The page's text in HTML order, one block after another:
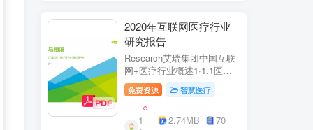
2020年互联网医疗行业
研究报告
Research艾瑞集团中国互联
网+医疗行业概述1·1.1医疗
行业困境中国互联网+医疗行
业现状2中国互联网+医疗用
户行为洞察3中国互联网+医
疗热门赛道分析4中国互联网
免费资源 智慧医疗
1
2.74MB
70